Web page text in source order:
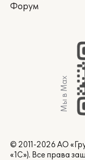
Форум
Мы в Max
© 2011-2026 АО
«1С»). Все права